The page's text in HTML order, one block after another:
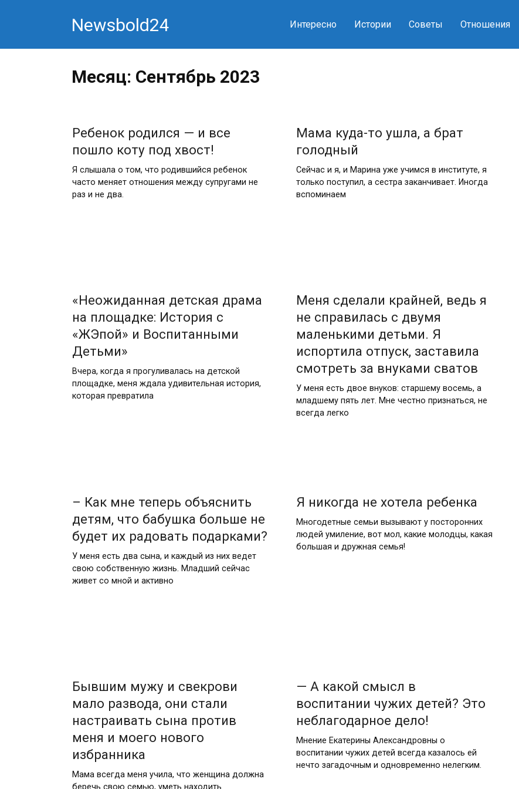
Newsbold24 Интересно Истории Советы Отношения
Месяц: Сентябрь 2023
Ребенок родился — и все
пошло коту под хвост!
Я слышала о том, что родившийся ребенок
часто меняет отношения между супругами не
раз и не два.
Мама куда-то ушла, а брат
голодный
Сейчас и я, и Марина уже учимся в институте, я
только поступил, а сестра заканчивает. Иногда
вспоминаем
«Неожиданная детская драма
на площадке: История с
«ЖЭпой» и Воспитанными
Детьми»
Вчера, когда я прогуливалась на детской
площадке, меня ждала удивительная история,
которая превратила
Меня сделали крайней, ведь я
не справилась с двумя
маленькими детьми. Я
испортила отпуск, заставила
смотреть за внуками сватов
У меня есть двое внуков: старшему восемь, а
младшему пять лет. Мне честно признаться, не
всегда легко
– Как мне теперь объяснить
детям, что бабушка больше не
будет их радовать подарками?
У меня есть два сына, и каждый из них ведет
свою собственную жизнь. Младший сейчас
живет со мной и активно
Я никогда не хотела ребенка
Многодетные семьи вызывают у посторонних
людей умиление, вот мол, какие молодцы, какая
большая и дружная семья!
Бывшим мужу и свекрови
мало развода, они стали
настраивать сына против
меня и моего нового
избранника
Мама всегда меня учила, что женщина должна
— А какой смысл в
воспитании чужих детей? Это
неблагодарное дело!
Мнение Екатерины Александровны о
воспитании чужих детей всегда казалось ей
нечто загадочным и одновременно нелегким.